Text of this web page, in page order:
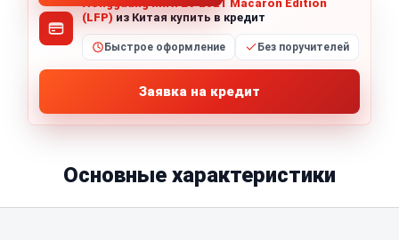
Hongguang MINI EV 2021 Macaron Edition
(LFP) из Китая купить в кредит
Быстрое оформление Без поручителей
Заявка на кредит
Основные характеристики